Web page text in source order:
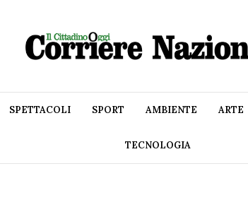
SPETTACOLI SPORT AMBIENTE ARTE
TECNOLOGIA